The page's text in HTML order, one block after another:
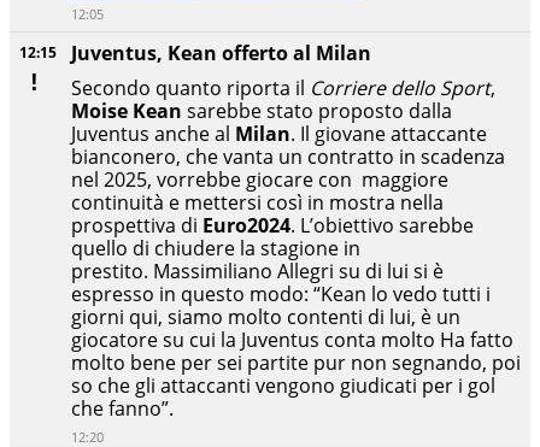
12:15
Juventus, Kean offerto al Milan
Secondo quanto riporta il Corriere dello Sport,
Moise Kean sarebbe stato proposto dalla
Juventus anche al Milan. Il giovane attaccante
bianconero, che vanta un contratto in scadenza
nel 2025, vorrebbe giocare con maggiore
continuità e mettersi così in mostra nella
prospettiva di Euro2024. L’obiettivo sarebbe
quello di chiudere la stagione in
prestito. Massimiliano Allegri su di lui si è
espresso in questo modo: “Kean lo vedo tutti i
giorni qui, siamo molto contenti di lui, è un
giocatore su cui la Juventus conta molto Ha fatto
molto bene per sei partite pur non segnando, poi
so che gli attaccanti vengono giudicati per i gol
che fanno”.
12:20
12:05